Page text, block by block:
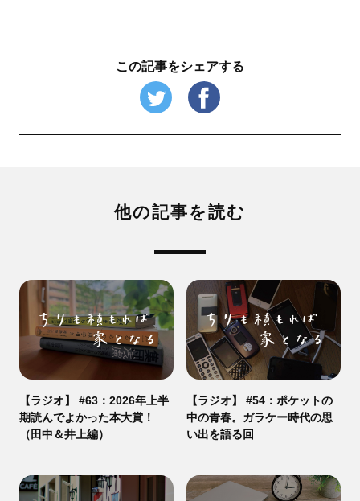
この記事をシェアする
他の記事を読む
【ラジオ】 #63：2026年上半
期読んでよかった本大賞！
（田中＆井上編）
【ラジオ】 #54：ポケットの
中の青春。ガラケー時代の思
い出を語る回